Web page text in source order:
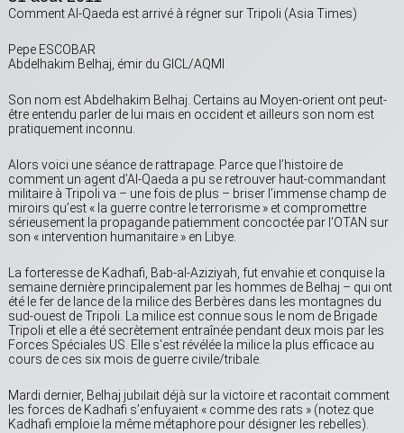
Comment Al-Qaeda est arrivé à régner sur Tripoli (Asia Times)
Pepe ESCOBAR
Abdelhakim Belhaj, émir du GICL/AQMI
Son nom est Abdelhakim Belhaj. Certains au Moyen-orient ont peut-
être entendu parler de lui mais en occident et ailleurs son nom est
pratiquement inconnu.
Alors voici une séance de rattrapage. Parce que l’histoire de
comment un agent d’Al-Qaeda a pu se retrouver haut-commandant
militaire à Tripoli va – une fois de plus – briser l’immense champ de
miroirs qu’est « la guerre contre le terrorisme » et compromettre
sérieusement la propagande patiemment concoctée par l’OTAN sur
son « intervention humanitaire » en Libye.
La forteresse de Kadhafi, Bab-al-Aziziyah, fut envahie et conquise la
semaine dernière principalement par les hommes de Belhaj – qui ont
été le fer de lance de la milice des Berbères dans les montagnes du
sud-ouest de Tripoli. La milice est connue sous le nom de Brigade
Tripoli et elle a été secrètement entraînée pendant deux mois par les
Forces Spéciales US. Elle s’est révélée la milice la plus efficace au
cours de ces six mois de guerre civile/tribale.
Mardi dernier, Belhaj jubilait déjà sur la victoire et racontait comment
les forces de Kadhafi s’enfuyaient « comme des rats » (notez que
Kadhafi emploie la même métaphore pour désigner les rebelles).